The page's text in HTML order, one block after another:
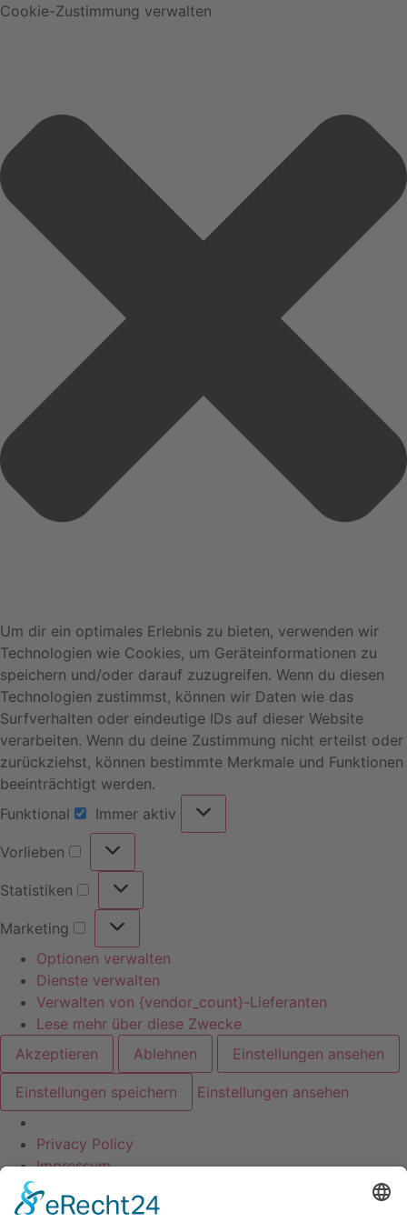
Cookie-Zustimmung verwalten
Um dir ein optimales Erlebnis zu bieten, verwenden wir
Technologien wie Cookies, um Geräteinformationen zu
speichern und/oder darauf zuzugreifen. Wenn du diesen
Technologien zustimmst, können wir Daten wie das
Surfverhalten oder eindeutige IDs auf dieser Website
verarbeiten. Wenn du deine Zustimmung nicht erteilst oder
zurückziehst, können bestimmte Merkmale und Funktionen
beeinträchtigt werden.
Funktional
Immer aktiv
Vorlieben
Statistiken
Marketing
Optionen verwalten
Dienste verwalten
Verwalten von {vendor_count}-Lieferanten
Lese mehr über diese Zwecke
Akzeptieren
Ablehnen Einstellungen ansehen
Einstellungen speichern Einstellungen ansehen
Privacy Policy
Impressum
Skip to
content